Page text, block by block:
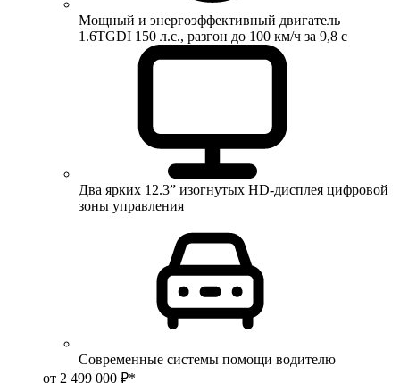
Мощный и энергоэффективный двигатель
1.6TGDI 150 л.с., разгон до 100 км/ч за 9,8 с
Два ярких 12.3” изогнутых HD-дисплея цифровой
зоны управления
Современные системы помощи водителю
от 2 499 000 ₽*